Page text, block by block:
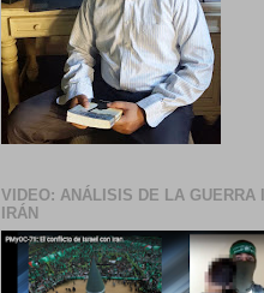
VIDEO: ANÁLISIS DE LA GUERRA
IRÁN